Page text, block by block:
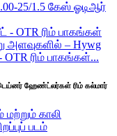
25/1.5 கேஸ் ஓடிஆர்
ரிம் பாகங்கள்...
ஹேண்ட்லர்கள் ரிம் கல்மார்